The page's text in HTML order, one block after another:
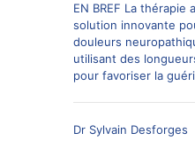
EN BREF La thérapie
solution innovante
douleurs
utilisant des
pour favoriser la
Dr Sylvain Desforges